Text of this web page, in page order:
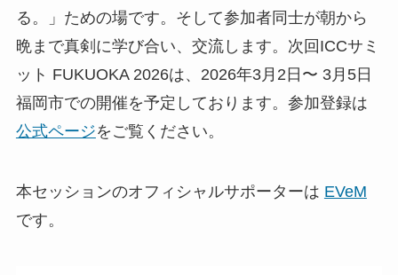
る。」ための場です。そして参加者同士が朝から
晩まで真剣に学び合い、交流します。次回ICCサミ
ット FUKUOKA 2026は、2026年3月2日〜 3月5日
福岡市での開催を予定しております。参加登録は
公式ページをご覧ください。
本セッションのオフィシャルサポーターは EVeM
です。